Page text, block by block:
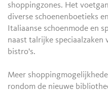
shoppingzones. Het
diverse schoenenboetieks
Italiaanse schoenmode en
naast talrijke speciaalzaken
bistro's.
Meer
rondom de nieuwe